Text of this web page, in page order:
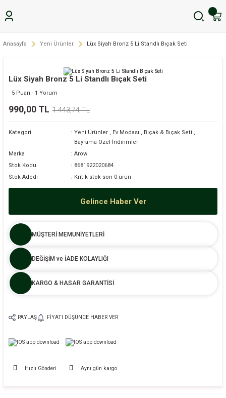
Anasayfa Yeni Ürünler Lüx Siyah Bronz 5 Li Standlı Bıçak Seti
Lüx Siyah Bronz 5 Li Standlı Bıçak Seti
5 Puan - 1 Yorum
990,00 TL 1.443,74 TL
Kategori Yeni Ürünler , Ev Modası , Bıçak & Bıçak Seti ,
Bayrama Özel İndirimler
Marka
Arow
Stok Kodu
8681922020684
Stok Adedi
Kritik stok son 0 ürün
Gelince Haber Ver
MÜŞTERİ MEMUNİYETLERİ
DEĞİŞİM ve İADE KOLAYLIĞI
KARGO & HASAR GARANTİSİ
PAYLAŞ FIYATI DÜŞÜNCE HABER VER
Hızlı Gönderi Aynı gün kargo